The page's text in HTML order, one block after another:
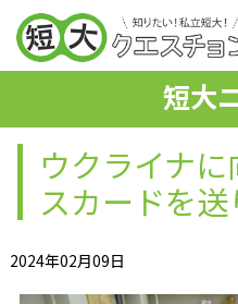
短大
ウクライナ
スカードを送
2024年02月09日